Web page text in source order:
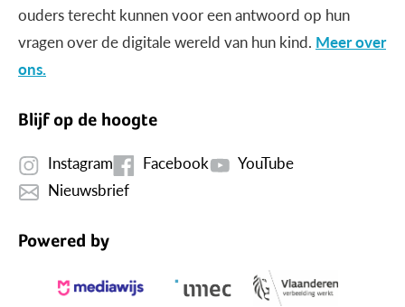
ouders terecht kunnen voor een antwoord op hun
vragen over de digitale wereld van hun kind. Meer over
ons.
Blijf op de hoogte
Instagram Facebook
YouTube
Nieuwsbrief
Powered by